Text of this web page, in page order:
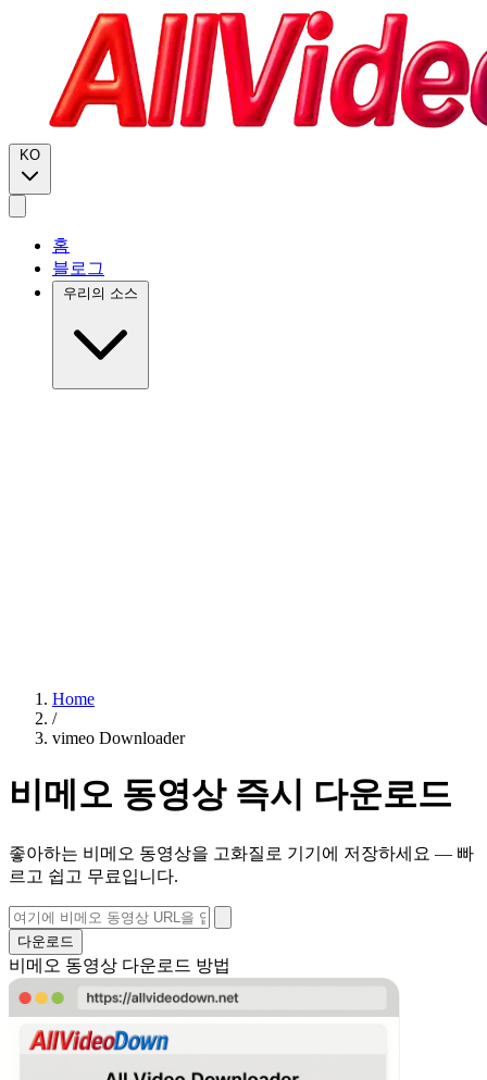
KO
홈
블로그
우리의 소스
Home
/
vimeo Downloader
비메오 동영상 즉시 다운로드
좋아하는 비메오 동영상을 고화질로 기기에 저장하세요 — 빠
르고 쉽고 무료입니다.
다운로드
비메오 동영상 다운로드 방법